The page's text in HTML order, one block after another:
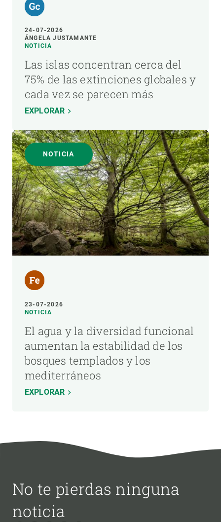
24-07-2026
ÁNGELA JUSTAMANTE
NOTICIA
Las islas concentran cerca del
75% de las extinciones globales y
cada vez se parecen más
EXPLORAR
NOTICIA
23-07-2026
NOTICIA
El agua y la diversidad funcional
aumentan la estabilidad de los
bosques templados y los
mediterráneos
EXPLORAR
No te pierdas ninguna
noticia